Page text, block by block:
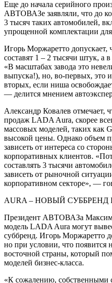
Еще до начала серийного
АВТОВАЗе заявляли, что до
3 тысяч таких автомобилей,
упрощенной комплектации для
Игорь Моржаретто допускает,
составят 1 – 2 тысячи штук, а
«В масштабах завода это
выпуска!), но, во-первых, это
вторых, если ниша
— делится мнением
Александр Ковалев отмечает,
продаж LADA Aura, скорее
массовых моделей, таких как
высокой цены. Однако объем
зависеть от интереса со
корпоративных клиентов.
составлять 3 тысячи
зависеть от рыночной
корпоративном секторе», —
AURA – НОВЫЙ СУББРЕНД
Президент АВТОВАЗа Максим
модель LADA Aura могут
суббренд. Игорь Моржаретто
но при условии, что появится
восточной страны, который
моделей бизнес-класса.
«К сожалению,